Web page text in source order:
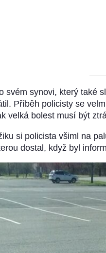
svém synovi, který také
Příběh policisty se
velká bolest musí být
si policista všiml na
dostal, když byl